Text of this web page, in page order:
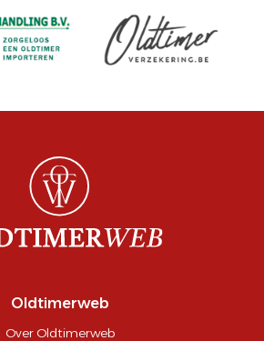
Oldtimerweb
Over Oldtimerweb